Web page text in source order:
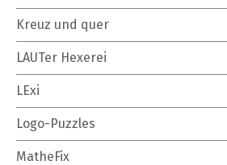
Kreuz und quer
LAUTer Hexerei
LExi
Logo-Puzzles
MatheFix